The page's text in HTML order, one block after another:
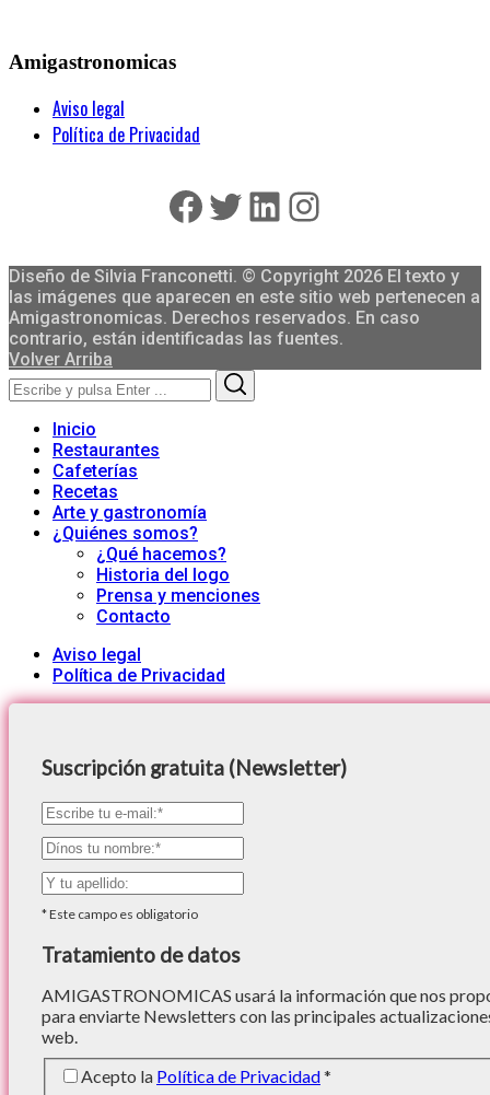
Amigastronomicas
Aviso legal
Política de Privacidad
Facebook
Twitter
LinkedIn
Instagram
Diseño de Silvia Franconetti. © Copyright 2026 El texto y
las imágenes que aparecen en este sitio web pertenecen a
Amigastronomicas. Derechos reservados. En caso
contrario, están identificadas las fuentes.
Volver Arriba
Search
for:
Inicio
Restaurantes
Cafeterías
Recetas
Arte y gastronomía
¿Quiénes somos?
¿Qué hacemos?
Historia del logo
Prensa y menciones
Contacto
Aviso legal
Política de Privacidad
Suscripción gratuita (Newsletter)
*Este campo es obligatorio
Tratamiento de datos
AMIGASTRONOMICAS usará la información que nos
para enviarte Newsletters con las principales
web.
Acepto la Política de Privacidad*